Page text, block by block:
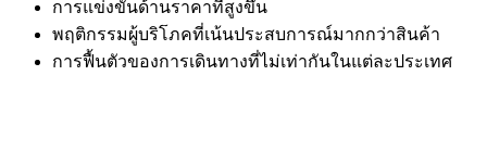
การแข่งขันด้านราคาที่สูงขึ้น
พฤติกรรมผู้บริโภคที่เน้นประสบการณ์มากกว่าสินค้า
การฟื้นตัวของการเดินทางที่ไม่เท่ากันในแต่ละประเทศ